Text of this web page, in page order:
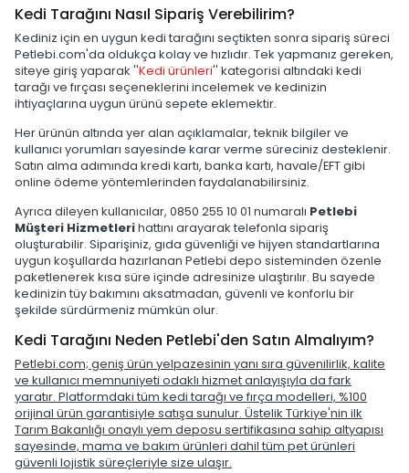
Kedi Tarağını Nasıl Sipariş Verebilirim?
Kediniz için en uygun kedi tarağını seçtikten sonra sipariş süreci
Petlebi.com'da oldukça kolay ve hızlıdır. Tek yapmanız gereken,
siteye giriş yaparak ''Kedi ürünleri'' kategorisi altındaki kedi
tarağı ve fırçası seçeneklerini incelemek ve kedinizin
ihtiyaçlarına uygun ürünü sepete eklemektir.
Her ürünün altında yer alan açıklamalar, teknik bilgiler ve
kullanıcı yorumları sayesinde karar verme süreciniz desteklenir.
Satın alma adımında kredi kartı, banka kartı, havale/EFT gibi
online ödeme yöntemlerinden faydalanabilirsiniz.
Ayrıca dileyen kullanıcılar, 0850 255 10 01 numaralı Petlebi
Müşteri Hizmetlerihattını arayarak telefonla sipariş
oluşturabilir. Siparişiniz, gıda güvenliği ve hijyen standartlarına
uygun koşullarda hazırlanan Petlebi depo sisteminden özenle
paketlenerek kısa süre içinde adresinize ulaştırılır. Bu sayede
kedinizin tüy bakımını aksatmadan, güvenli ve konforlu bir
şekilde sürdürmeniz mümkün olur.
Kedi Tarağını Neden Petlebi'den Satın Almalıyım?
Petlebi.com; geniş ürün yelpazesinin yanı sıra güvenilirlik, kalite
ve kullanıcı memnuniyeti odaklı hizmet anlayışıyla da fark
yaratır. Platformdaki tüm kedi tarağı ve fırça modelleri, %100
orijinal ürün garantisiyle satışa sunulur. Üstelik Türkiye'nin ilk
Tarım Bakanlığı onaylı yem deposu sertifikasına sahip altyapısı
sayesinde, mama ve bakım ürünleri dahil tüm pet ürünleri
güvenli lojistik süreçleriyle size ulaşır.